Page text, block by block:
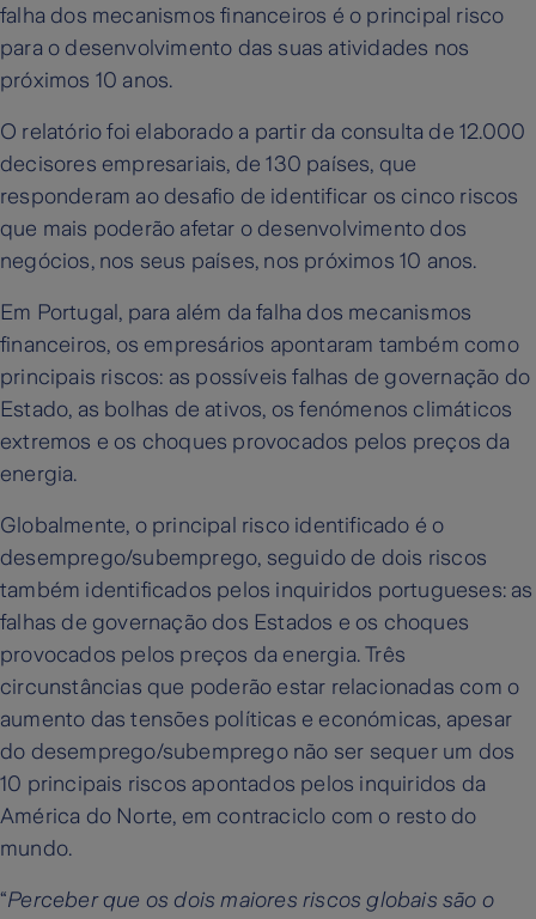
falha dos mecanismos financeiros é o principal risco
para o desenvolvimento das suas atividades nos
próximos 10 anos.
O relatório foi elaborado a partir da consulta de 12.000
decisores empresariais, de 130 países, que
responderam ao desafio de identificar os cinco riscos
que mais poderão afetar o desenvolvimento dos
negócios, nos seus países, nos próximos 10 anos.
Em Portugal, para além da falha dos mecanismos
financeiros, os empresários apontaram também como
principais riscos: as possíveis falhas de governação do
Estado, as bolhas de ativos, os fenómenos climáticos
extremos e os choques provocados pelos preços da
energia.
Globalmente, o principal risco identificado é o
desemprego/subemprego, seguido de dois riscos
também identificados pelos inquiridos portugueses: as
falhas de governação dos Estados e os choques
provocados pelos preços da energia. Três
circunstâncias que poderão estar relacionadas com o
aumento das tensões políticas e económicas, apesar
do desemprego/subemprego não ser sequer um dos
10 principais riscos apontados pelos inquiridos da
América do Norte, em contraciclo com o resto do
mundo.
“Perceber que os dois maiores riscos globais são o